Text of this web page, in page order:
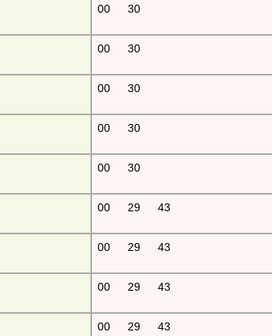
00 30
00 30
00 30
00 30
00 30
00 29 43
00 29 43
00 29 43
00 29 43